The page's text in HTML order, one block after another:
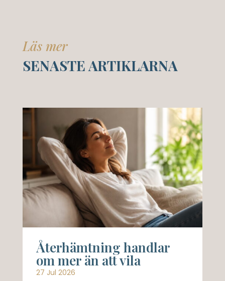
Läs mer
SENASTE ARTIKLARNA
Återhämtning handlar
om mer än att vila
27 Jul 2026